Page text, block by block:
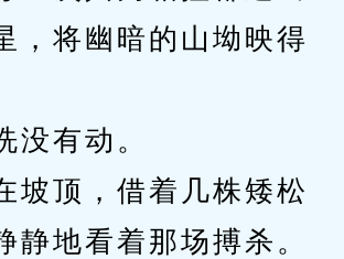
，将幽暗的山坳映得
有动。
顶，借着几株矮松
静地看着那场搏杀。